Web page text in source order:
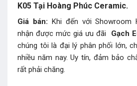
K05 Tại Hoàng Phúc Ceramic.
Giá bán:
Khi đến với Showroom
nhận được mức giá ưu đãi Gạch
chúng tôi là đại lý phân phối lớn,
nhiều năm nay. Uy tín, đảm bảo
rất phải chăng.